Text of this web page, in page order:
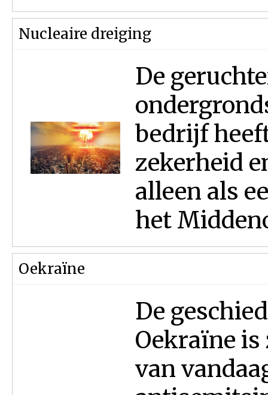
Nucleaire dreiging
De
bedrijf
zekerheid
alleen als
het
Oekraïne
De
Oekraïne is
van